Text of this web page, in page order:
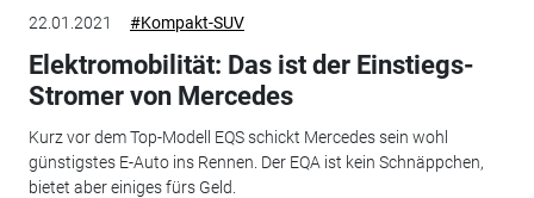
22.01.2021 #Kompakt-SUV
Elektromobilität: Das ist der Einstiegs-
Stromer von Mercedes
Kurz vor dem Top-Modell EQS schickt Mercedes sein wohl
günstigstes E-Auto ins Rennen. Der EQA ist kein Schnäppchen,
bietet aber einiges fürs Geld.